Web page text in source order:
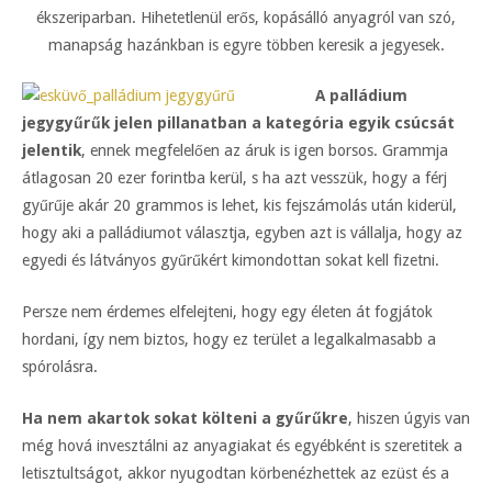
ékszeriparban. Hihetetlenül erős, kopásálló anyagról van szó,
manapság hazánkban is egyre többen keresik a jegyesek.
A palládium
jegygyűrűk jelen pillanatban a kategória egyik csúcsát
jelentik, ennek megfelelően az áruk is igen borsos. Grammja
átlagosan 20 ezer forintba kerül, s ha azt vesszük, hogy a férj
gyűrűje akár 20 grammos is lehet, kis fejszámolás után kiderül,
hogy aki a palládiumot választja, egyben azt is vállalja, hogy az
egyedi és látványos gyűrűkért kimondottan sokat kell fizetni.
Persze nem érdemes elfelejteni, hogy egy életen át fogjátok
hordani, így nem biztos, hogy ez terület a legalkalmasabb a
spórolásra.
Ha nem akartok sokat költeni a gyűrűkre, hiszen úgyis van
még hová invesztálni az anyagiakat és egyébként is szeretitek a
letisztultságot, akkor nyugodtan körbenézhettek az ezüst és a